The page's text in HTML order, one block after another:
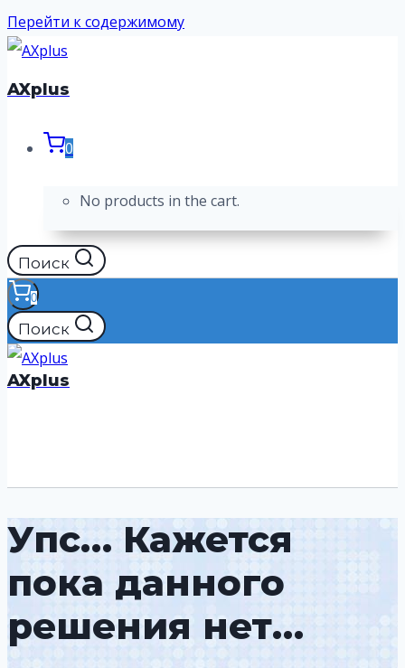
Перейти к содержимому
AXplus
0
No products in the cart.
Поиск
0
Поиск
AXplus
Упс… Кажется
пока данного
решения нет…